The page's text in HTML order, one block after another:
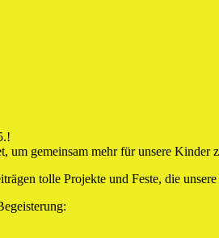
um gemeinsam mehr für unsere Kinder
tolle Projekte und Feste, die